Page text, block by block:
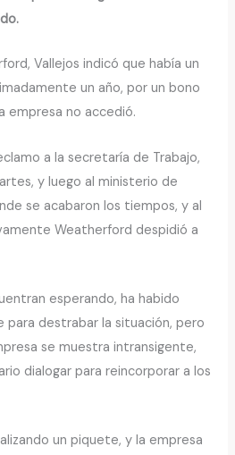
Vallejos indicó que había un
un año, por un bono
empresa no accedió.
a la secretaría de Trabajo,
y luego al ministerio de
se acabaron los tiempos, y al
Weatherford despidió a
esperando, ha habido
para destrabar la situación, pero
se muestra intransigente,
dialogar para reincorporar a los
un piquete, y la empresa